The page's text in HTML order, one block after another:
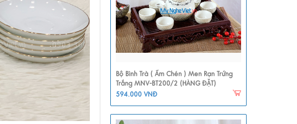
Bộ Bình Trà ( Ấm Chén ) Men Rạn Trứng
Trắng MNV-BT200/2 (HÀNG ĐẶT)
594.000 VNĐ